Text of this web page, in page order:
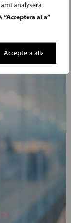
analysera
“Acceptera alla”
Acceptera alla